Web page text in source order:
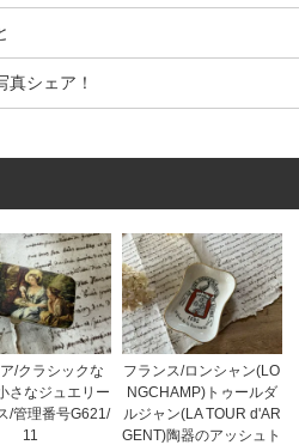
シェア！
/クラシックな
さなジュエリー
/管理番号G621/
11
フランス/ロンシャン(LO
NGCHAMP)トゥールダ
ルジャン(LA TOUR d'AR
GENT)陶器のアッシュト